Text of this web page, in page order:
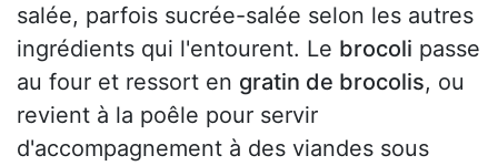
salée, parfois sucrée-salée selon les autres
ingrédients qui l'entourent. Le brocoli passe
au four et ressort en gratin de brocolis, ou
revient à la poêle pour servir
d'accompagnement à des viandes sous